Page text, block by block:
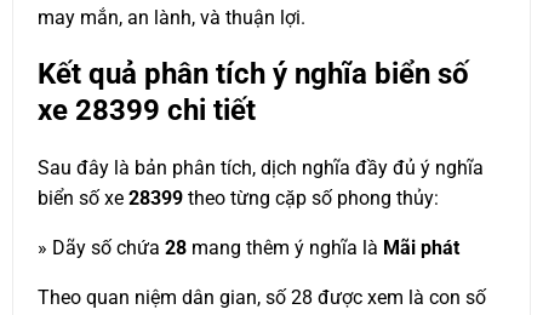
may mắn, an lành, và thuận lợi.
Kết quả phân tích ý nghĩa biển số
xe 28399 chi tiết
Sau đây là bản phân tích, dịch nghĩa đầy đủ ý nghĩa
biển số xe 28399 theo từng cặp số phong thủy:
» Dãy số chứa 28 mang thêm ý nghĩa là Mãi phát
Theo quan niệm dân gian, số 28 được xem là con số